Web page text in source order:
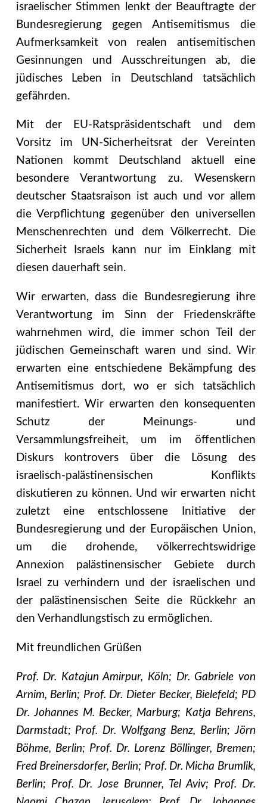
israelischer Stimmen lenkt der Beauftragte der
Bundesregierung gegen Antisemitismus die
Aufmerksamkeit von realen antisemitischen
Gesinnungen und Ausschreitungen ab, die
jüdisches Leben in Deutschland tatsächlich
gefährden.
Mit der EU-Ratspräsidentschaft und dem
Vorsitz im UN-Sicherheitsrat der Vereinten
Nationen kommt Deutschland aktuell eine
besondere Verantwortung zu. Wesenskern
deutscher Staatsraison ist auch und vor allem
die Verpflichtung gegenüber den universellen
Menschenrechten und dem Völkerrecht. Die
Sicherheit Israels kann nur im Einklang mit
diesen dauerhaft sein.
Wir erwarten, dass die Bundesregierung ihre
Verantwortung im Sinn der Friedenskräfte
wahrnehmen wird, die immer schon Teil der
jüdischen Gemeinschaft waren und sind. Wir
erwarten eine entschiedene Bekämpfung des
Antisemitismus dort, wo er sich tatsächlich
manifestiert. Wir erwarten den konsequenten
Schutz der Meinungs- und
Versammlungsfreiheit, um im öffentlichen
Diskurs kontrovers über die Lösung des
israelisch-palästinensischen Konflikts
diskutieren zu können. Und wir erwarten nicht
zuletzt eine entschlossene Initiative der
Bundesregierung und der Europäischen Union,
um die drohende, völkerrechtswidrige
Annexion palästinensischer Gebiete durch
Israel zu verhindern und der israelischen und
der palästinensischen Seite die Rückkehr an
den Verhandlungstisch zu ermöglichen.
Mit freundlichen Grüßen
Prof. Dr. Katajun Amirpur, Köln; Dr. Gabriele von
Arnim, Berlin; Prof. Dr. Dieter Becker, Bielefeld; PD
Dr. Johannes M. Becker, Marburg; Katja Behrens,
Darmstadt; Prof. Dr. Wolfgang Benz, Berlin; Jörn
Böhme, Berlin; Prof. Dr. Lorenz Böllinger, Bremen;
Fred Breinersdorfer, Berlin; Prof. Dr. Micha Brumlik,
Berlin; Prof. Dr. Jose Brunner, Tel Aviv; Prof. Dr.